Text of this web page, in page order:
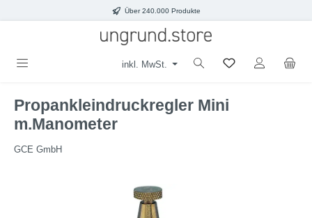
Zum Hauptinhalt springen Über 240.000 Produkte
inkl. MwSt.
Propankleindruckregler Mini
m.Manometer
GCE GmbH